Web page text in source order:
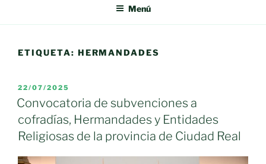
Menú
ETIQUETA: HERMANDADES
PUBLICADO
EL
22/07/2025
Convocatoria de subvenciones a
cofradías, Hermandades y Entidades
Religiosas de la provincia de Ciudad Real